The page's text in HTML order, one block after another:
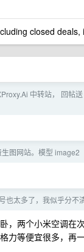
closed deals,
中转站， 回帖
图网站。模型 image2
也太多了，我似乎分不
两个小米空调在
力等便宜很多，再